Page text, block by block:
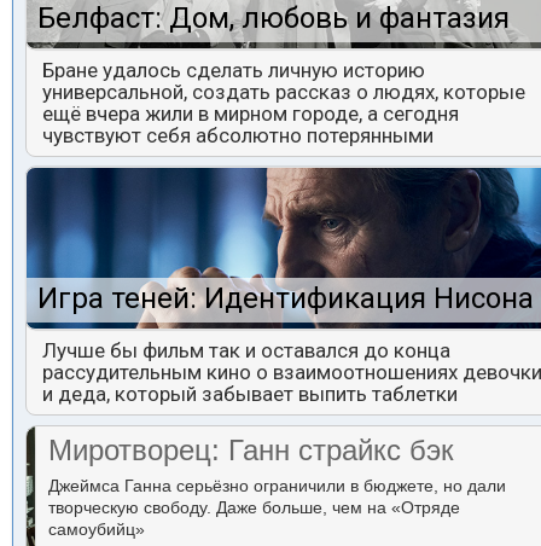
Белфаст: Дом, любовь и фантазия
Бране удалось сделать личную историю
универсальной, создать рассказ о людях, которые
ещё вчера жили в мирном городе, а сегодня
чувствуют себя абсолютно потерянными
Игра теней: Идентификация Нисона
Лучше бы фильм так и оставался до конца
рассудительным кино о взаимоотношениях девочки
и деда, который забывает выпить таблетки
Миротворец: Ганн страйкс бэк
Джеймса Ганна серьёзно ограничили в бюджете, но дали
творческую свободу. Даже больше, чем на «Отряде
самоубийц»